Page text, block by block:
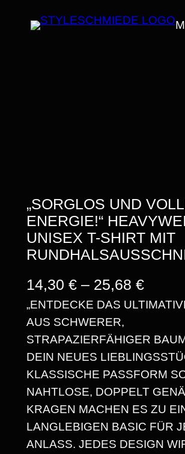
INHALT
„SORGLOS UND
ENERGIE!“
UNISEX T-SHIRT MIT
14,30 € – 25,68 €P
R
I
S
S
P
A
„ENTDECKE DAS
AUS SCHWERER,
STRAPAZIERFÄHIGER
DEIN NEUES
KLASSISCHE PASSFORM
NAHTLOSE, DOPPELT
KRAGEN MACHEN ES ZU
LANGLEBIGEN BASIC FÜR
ANLASS. JEDES DESIGN